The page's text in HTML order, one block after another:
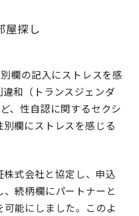
屋探し
欄の記入にストレスを感
和（トランスジェンダ
、性自認に関するセクシ
欄にストレスを感じる
式会社と協定し、申込
続柄欄にパートナーと
能にしました。このよ